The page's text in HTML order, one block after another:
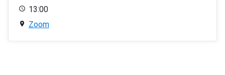
13:00
Zoom